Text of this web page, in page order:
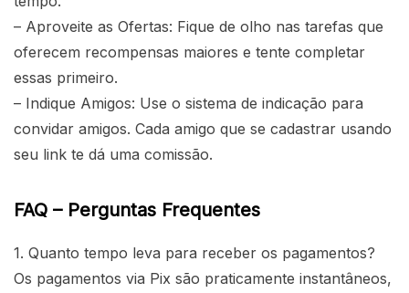
– Aproveite as Ofertas: Fique de olho nas tarefas que
oferecem recompensas maiores e tente completar
essas primeiro.
– Indique Amigos: Use o sistema de indicação para
convidar amigos. Cada amigo que se cadastrar usando
seu link te dá uma comissão.
FAQ – Perguntas Frequentes
1. Quanto tempo leva para receber os pagamentos?
Os pagamentos via Pix são praticamente instantâneos,